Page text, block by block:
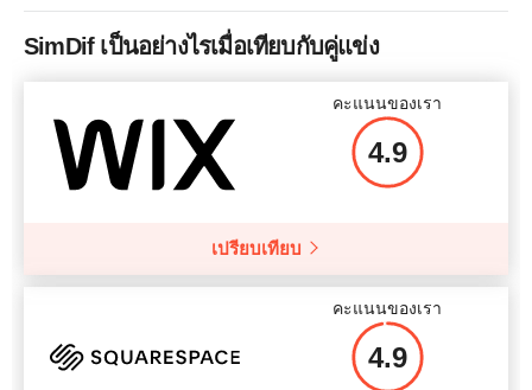
SimDif เป็นอย่างไรเมื่อเทียบกับคู่แข่ง
คะแนนของเรา
4.9
เปรียบเทียบ
คะแนนของเรา
4.9